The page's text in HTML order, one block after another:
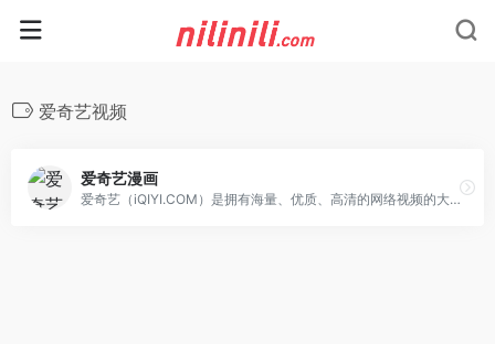
爱奇艺视频
爱奇艺漫画
爱奇艺（iQIYI.COM）是拥有海量、优质、高清的网络视频的大型视频网站，专业的网络视频播放平台。爱奇艺影视内容丰富多元，涵盖电影、电视剧、动漫、综艺、生活、音乐、搞笑、财经、军事、体育、片花、资讯、微电影、儿童、母婴、教育、科技、时尚、原创、公益、游戏、旅游、拍客、汽车、纪录片、爱奇艺自制剧等剧目。视频播放清晰流畅，操作界面简单友好，...